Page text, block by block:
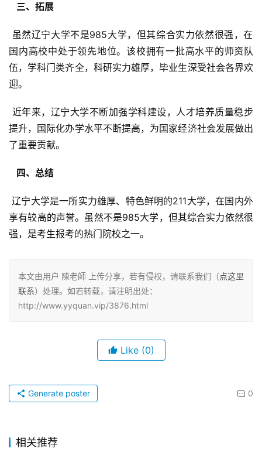
  三、拓展
国内高校中处于领先地位。该校拥有一批高水平的师资队
伍，学科门类齐全，科研实力雄厚，毕业生深受社会各界欢
迎。
提升，国际化办学水平不断提高，为国家经济社会发展做出
了重要贡献。
  四、总结
辽宁大学是一所实力雄厚、特色鲜明的211大学，在国内外
享有较高的声誉。虽然不是985大学，但其综合实力依然很
强，是考生报考的热门院校之一。
本文由用户 陳老師 上传分享，若有侵权，请联系我们（点这里
联系）处理。如若转载，请注明出处：
http://www.yyquan.vip/3876.html
Like (0)
0
Generate poster
相关推荐